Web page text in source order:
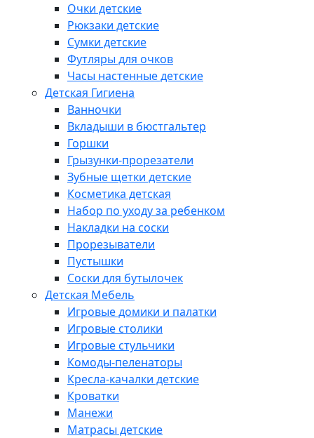
Очки детские
Рюкзаки детские
Сумки детские
Футляры для очков
Часы настенные детские
Детская Гигиена
Ванночки
Вкладыши в бюстгальтер
Горшки
Грызунки-прорезатели
Зубные щетки детские
Косметика детская
Набор по уходу за ребенком
Накладки на соски
Прорезыватели
Пустышки
Соски для бутылочек
Детская Мебель
Игровые домики и палатки
Игровые столики
Игровые стульчики
Комоды-пеленаторы
Кресла-качалки детские
Кроватки
Манежи
Матрасы детские